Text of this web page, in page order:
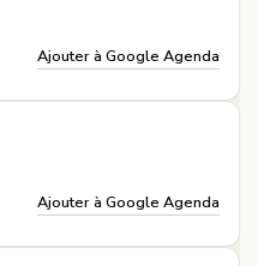
Ajouter à Google Agenda
Ajouter à Google Agenda